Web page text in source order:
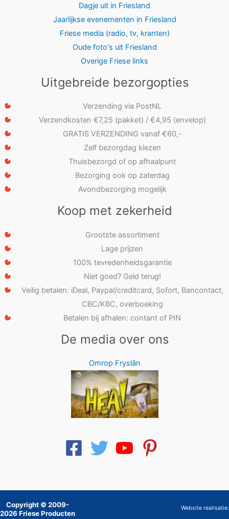
Dagje uit in Friesland
Jaarlijkse evenementen in Friesland
Friese media (radio, tv, kranten)
Oude foto's uit Friesland
Overige Friese links
Uitgebreide bezorgopties
Verzending via PostNL
Verzendkosten €7,25 (pakket) / €4,95 (envelop)
GRATIS VERZENDING vanaf €60,-
Zelf bezorgdag kiezen
Thuisbezorgd of op afhaalpunt
Bezorging ook op zaterdag
Avondbezorging mogelijk
Koop met zekerheid
Grootste assortiment
Lage prijzen
100% tevredenheidsgarantie
Niet goed? Geld terug!
Veilig betalen: iDeal, Paypal/creditcard, Sofort, Bancontact,
CBC/KBC, overboeking
Betalen bij afhalen: contant of PIN
De media over ons
Omrop Fryslân
Website realisatie:
Copyright © 2009-
2026 Friese Producten